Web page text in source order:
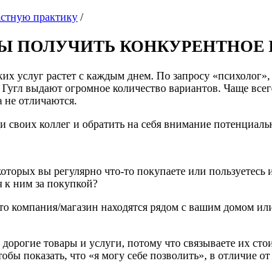
практику /
ПОЛУЧИТЬ
услуг растет с каждым днем. По запросу
Гугл выдают огромное количество вариантов. Чаще
не отличаются.
своих коллег и обратить на себя внимание
вы регулярно что-то покупаете или
к ним за покупкой?
компания/магазин находятся рядом с вашим домом
товары и услуги, потому что связываете их
показать, что «я могу себе позволить», в отличие